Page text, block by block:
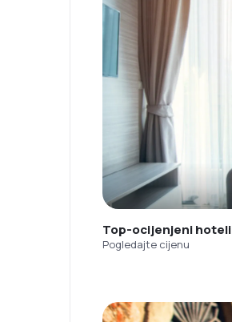
Top-ocijenjeni hoteli
Pogledajte cijenu